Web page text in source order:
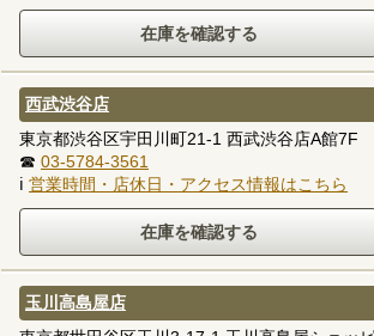
西武渋谷店
東京都渋谷区宇田川町21-1 西武渋谷店A館7F
☎ 03-5784-3561
ℹ 営業時間・店休日・アクセス情報はこちら
玉川高島屋店